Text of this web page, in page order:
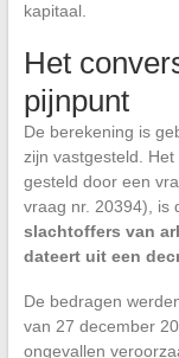
kapitaal.
Het
pijnpunt
De berekening is
zijn vastgesteld.
gesteld door een
vraag nr. 20394), is
slachtoffers van
dateert uit een
De bedragen
van 27 december
ongevallen